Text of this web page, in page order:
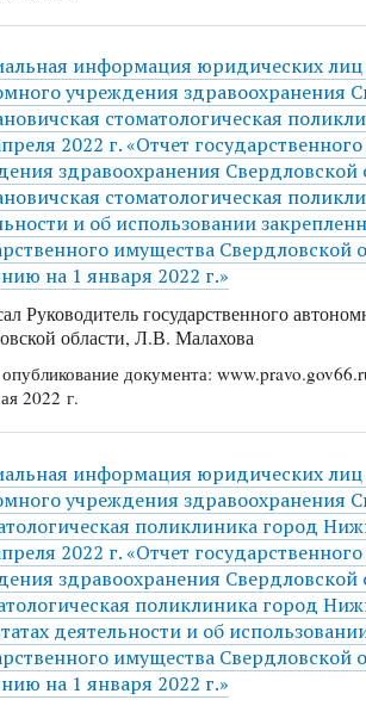
информация юридических лиц
учреждения здравоохранения
стоматологическая
2022 г. «Отчет
здравоохранения Свердловской
стоматологическая
и об использовании
имущества Свердловской
на 1 января 2022 г.»
Руководитель государственного
области, Л.В. Малахова
документа:
2022 г.
информация юридических лиц
учреждения здравоохранения
поликлиника город
2022 г. «Отчет
здравоохранения Свердловской
поликлиника город
деятельности и об
имущества Свердловской
на 1 января 2022 г.»